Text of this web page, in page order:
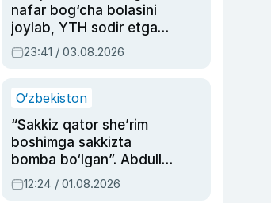
nafar bog‘cha bolasini
joylab, YTH sodir etgan
ayolga sud hukmi o‘qildi
23:41 / 03.08.2026
O‘zbekiston
“Sakkiz qator she’rim
boshimga sakkizta
bomba bo‘lgan”. Abdulla
Oripovni siyosiy
ayblovlardan asrab
12:24 / 01.08.2026